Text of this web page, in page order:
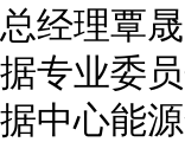
总经理覃
据专业委
据中心能